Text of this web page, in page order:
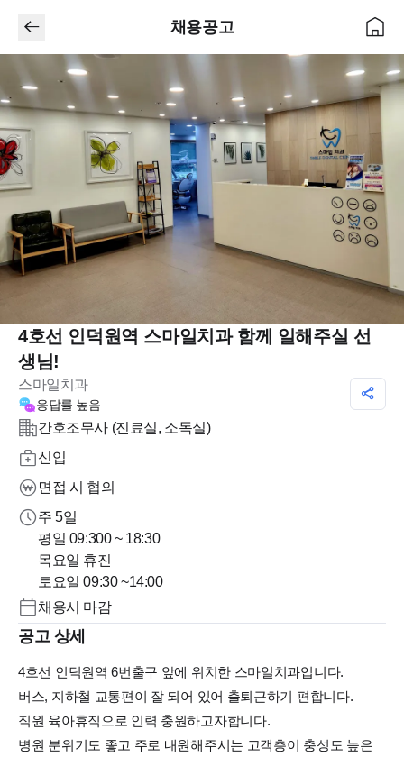
채용공고
4호선 인덕원역 스마일치과 함께 일해주실 선
생님!
스마일치과
응답률 높음
간호조무사 (진료실, 소독실)
신입
면접 시 협의
주 5일
평일 09:300 ~ 18:30
목요일 휴진
토요일 09:30 ~14:00
채용시 마감
공고 상세
4호선 인덕원역 6번출구 앞에 위치한 스마일치과입니다.
버스, 지하철 교통편이 잘 되어 있어 출퇴근하기 편합니다.
직원 육아휴직으로 인력 충원하고자합니다.
병원 분위기도 좋고 주로 내원해주시는 고객층이 충성도 높은